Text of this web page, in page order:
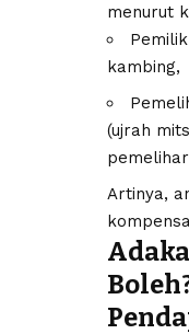
menurut
kambing,
(ujrah
Artinya,